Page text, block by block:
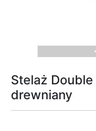
Stelaż
drewniany